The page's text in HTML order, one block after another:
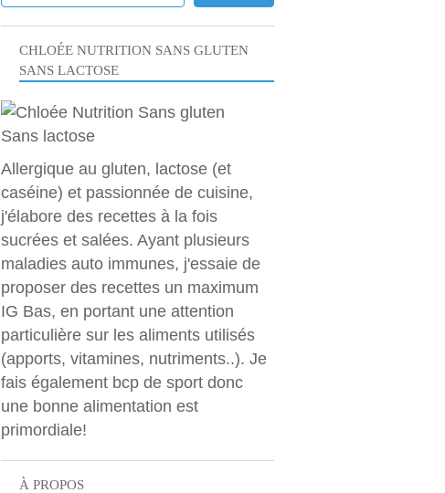
CHLOÉE NUTRITION SANS GLUTEN
SANS LACTOSE
Allergique au gluten, lactose (et
caséine) et passionnée de cuisine,
j'élabore des recettes à la fois
sucrées et salées. Ayant plusieurs
maladies auto immunes, j'essaie de
proposer des recettes un maximum
IG Bas, en portant une attention
particulière sur les aliments utilisés
(apports, vitamines, nutriments..). Je
fais également bcp de sport donc
une bonne alimentation est
primordiale!
À PROPOS